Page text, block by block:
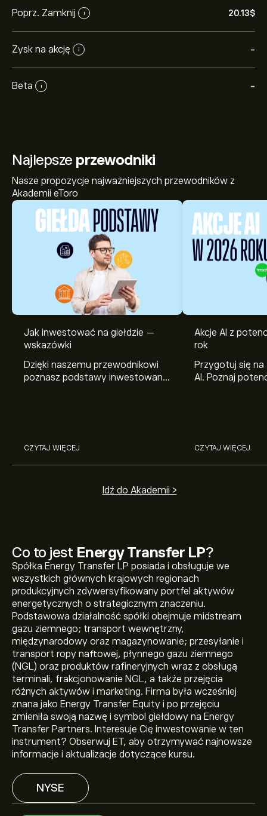
Poprz. Zamknij i 20.13‎$‎
Zysk na akcję i -
Beta i -
Co to jest Energy Transfer LP?
Spółka Energy Transfer LP posiada i obsługuje we
wszystkich głównych krajowych regionach
produkcyjnych zdywersyfikowany portfel aktywów
energetycznych o strategicznym znaczeniu.
Podstawowa działalność spółki obejmuje midstream
gazu ziemnego; transport wewnętrzny,
międzynarodowy oraz magazynowanie; przesyłanie i
transport ropy naftowej, płynnego gazu ziemnego
(NGL) oraz produktów rafineryjnych wraz z obsługą
terminali, frakcjonowanie NGL, a także przejęcia
różnych aktywów i marketing. Firma była wcześniej
znana jako Energy Transfer Equity i po przejęciu
zmieniła swoją nazwę i symbol giełdowy na Energy
Transfer Partners. Interesuje Cię inwestowanie w ten
instrument? Obserwuj ET, aby otrzymywać najnowsze
informacje i aktualizacje dotyczące kursu.
NYSE
Najlepsze przewodniki
Nasze propozycje najważniejszych przewodników z
Akademii eToro
Jak inwestować na giełdzie —
wskazówki
Dzięki naszemu przewodnikowi
poznasz podstawy inwestowania
CZYTAJ WIĘCEJ
Akcje AI z
rok
Przygotuj się
AI. Poznaj
CZYTAJ WIĘCEJ
Idź do Akademii >
Aktualna cena instrumentu: ET wynosi 20.13‎$‎.
Średnia cena docelowa dla instrumentu: Energy
Transfer LP wynosi 20.13‎$‎.Zarejestruj się
docelowe.
Analitycy oferują prognozy dla instrumentu: Energy
Transfer LP w oparciu o trendy rynkowe, raporty